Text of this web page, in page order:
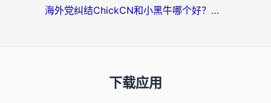
海外党纠结ChickCN和小黑牛哪个好？一篇帮你选对回国加速器的实用指南
下载应用